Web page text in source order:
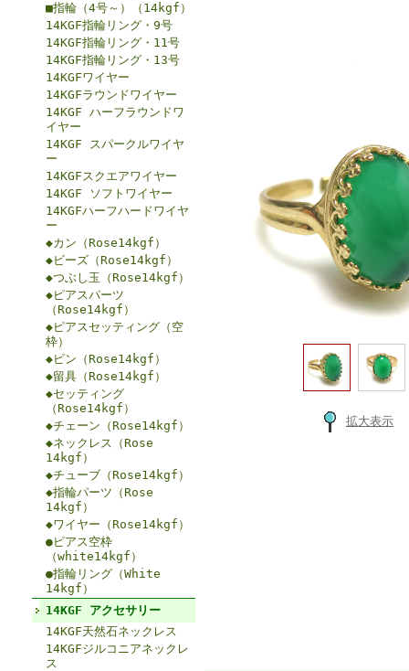
■指輪（4号～）（14kgf）
14KGF指輪リング・9号
14KGF指輪リング・11号
14KGF指輪リング・13号
14KGFワイヤー
14KGFラウンドワイヤー
14KGF ハーフラウンドワ
イヤー
14KGF スパークルワイヤ
ー
14KGFスクエアワイヤー
14KGF ソフトワイヤー
14KGFハーフハードワイヤ
ー
◆カン（Rose14kgf）
◆ビーズ（Rose14kgf）
◆つぶし玉（Rose14kgf）
◆ピアスパーツ
（Rose14kgf）
◆ピアスセッティング（空
枠）
◆ピン（Rose14kgf）
◆留具（Rose14kgf）
◆セッティング
（Rose14kgf）
◆チェーン（Rose14kgf）
◆ネックレス（Rose
14kgf）
◆チューブ（Rose14kgf）
◆指輪パーツ（Rose
14kgf）
◆ワイヤー（Rose14kgf）
●ピアス空枠
（white14kgf）
●指輪リング（White
14kgf）
14KGF アクセサリー
14KGF天然石ネックレス
14KGFジルコニアネックレ
ス
拡大表示